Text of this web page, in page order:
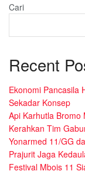
Cari
Recent
Ekonomi Pancasila
Sekadar Konsep
Api Karhutla Bromo
Kerahkan Tim
Yonarmed 11/GG
Prajurit Jaga
Festival Mbois 11